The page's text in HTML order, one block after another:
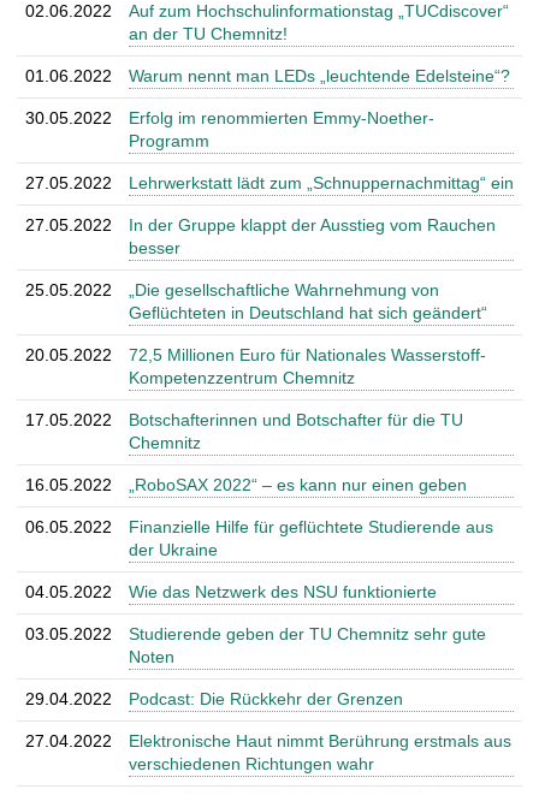
02.06.2022
Auf zum Hochschulinformationstag „TUCdiscover“
an der TU Chemnitz!
01.06.2022 Warum nennt man LEDs „leuchtende Edelsteine“?
30.05.2022
Erfolg im renommierten Emmy-Noether-
Programm
27.05.2022 Lehrwerkstatt lädt zum „Schnuppernachmittag“ ein
27.05.2022
In der Gruppe klappt der Ausstieg vom Rauchen
besser
25.05.2022
„Die gesellschaftliche Wahrnehmung von
Geflüchteten in Deutschland hat sich geändert“
20.05.2022
72,5 Millionen Euro für Nationales Wasserstoff-
Kompetenzzentrum Chemnitz
17.05.2022
Botschafterinnen und Botschafter für die TU
Chemnitz
16.05.2022 „RoboSAX 2022“ – es kann nur einen geben
06.05.2022
Finanzielle Hilfe für geflüchtete Studierende aus
der Ukraine
04.05.2022 Wie das Netzwerk des NSU funktionierte
03.05.2022
Studierende geben der TU Chemnitz sehr gute
Noten
29.04.2022 Podcast: Die Rückkehr der Grenzen
27.04.2022
Elektronische Haut nimmt Berührung erstmals aus
verschiedenen Richtungen wahr